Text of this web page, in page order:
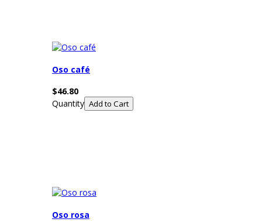
Oso café
$46.80
Quantity
Oso rosa